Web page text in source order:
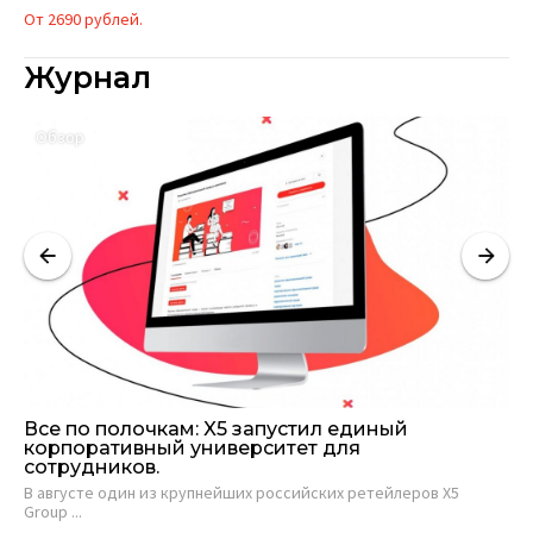
От 2690 рублей.
Журнал
Обзор
Все по полочкам: X5 запустил единый
корпоративный университет для
сотрудников.
В августе один из крупнейших российских ретейлеров X5
Group ...